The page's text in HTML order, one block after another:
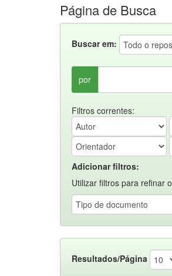
Página de Busca
Buscar em:
por
Filtros correntes:
Adicionar filtros:
Utilizar filtros para refinar
Resultados/Página